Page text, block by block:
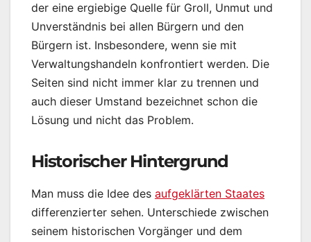
der eine ergiebige Quelle für Groll, Unmut und
Unverständnis bei allen Bürgern und den
Bürgern ist. Insbesondere, wenn sie mit
Verwaltungshandeln konfrontiert werden. Die
Seiten sind nicht immer klar zu trennen und
auch dieser Umstand bezeichnet schon die
Lösung und nicht das Problem.
Historischer Hintergrund
Man muss die Idee des aufgeklärten Staates
differenzierter sehen. Unterschiede zwischen
seinem historischen Vorgänger und dem